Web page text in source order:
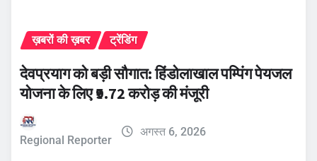
ख़बरों की ख़बर ट्रेंडिंग
देवप्रयाग को बड़ी सौगात: हिंडोलाखाल पम्पिंग पेयजल
योजना के लिए ₹9.72 करोड़ की मंजूरी
Regional Reporter
अगस्त 6, 2026